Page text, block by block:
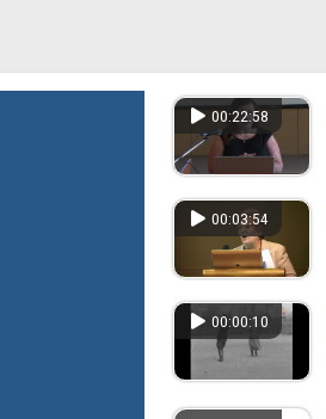
00:22:58
00:03:54
00:00:10